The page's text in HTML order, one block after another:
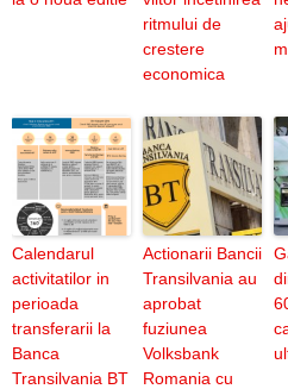
ritmului de
crestere
economica
Calendarul
activitatilor in
perioada
transferarii la
Banca
Transilvania BT
Actionarii Bancii
Transilvania au
aprobat
fuziunea
Volksbank
Romania cu